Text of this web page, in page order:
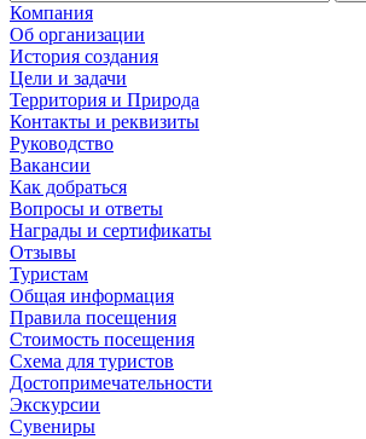
Компания
Об организации
История создания
Цели и задачи
Территория и Природа
Контакты и реквизиты
Руководство
Вакансии
Как добраться
Вопросы и ответы
Награды и сертификаты
Отзывы
Туристам
Общая информация
Правила посещения
Стоимость посещения
Схема для туристов
Достопримечательности
Экскурсии
Сувениры